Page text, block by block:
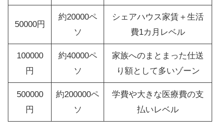
50000円
約20000ペ
ソ
シェアハウス家賃＋生活
費1カ月レベル
100000
円
約40000ペ
ソ
家族へのまとまった仕送
り額として多いゾーン
500000
円
約200000ペ
ソ
学費や大きな医療費の支
払いレベル